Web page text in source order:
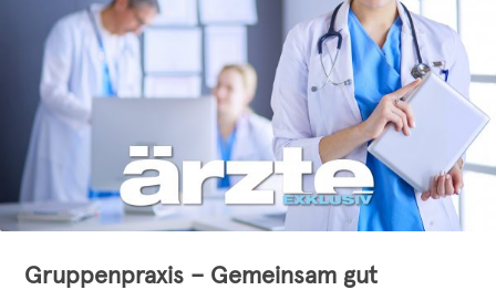
Gruppenpraxis – Gemeinsam gut